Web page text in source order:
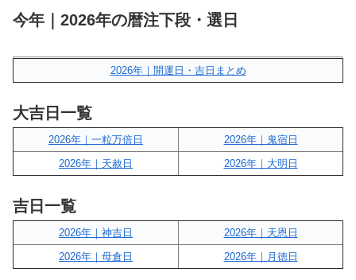
今年｜2026年の暦注下段・選日
2026年｜開運日・吉日まとめ
大吉日一覧
2026年｜一粒万倍日
2026年｜鬼宿日
2026年｜天赦日
2026年｜大明日
吉日一覧
2026年｜神吉日
2026年｜天恩日
2026年｜母倉日
2026年｜月徳日